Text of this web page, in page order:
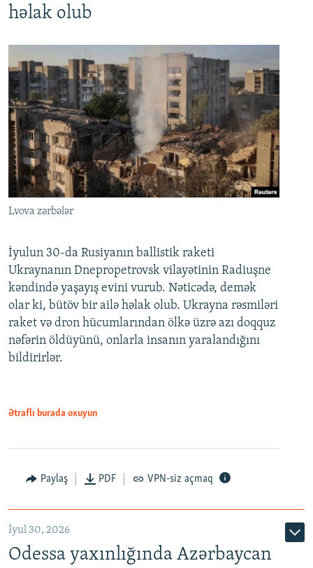
həlak olub
Lvova zərbələr
İyulun 30-da Rusiyanın ballistik raketi
Ukraynanın Dnepropetrovsk vilayətinin Radiuşne
kəndində yaşayış evini vurub. Nəticədə, demək
olar ki, bütöv bir ailə həlak olub. Ukrayna rəsmiləri
raket və dron hücumlarından ölkə üzrə azı doqquz
nəfərin öldüyünü, onlarla insanın yaralandığını
bildirirlər.
Ətraflı burada oxuyun
Paylaş PDF VPN-siz açmaq
İyul 30, 2026
Odessa yaxınlığında Azərbaycan